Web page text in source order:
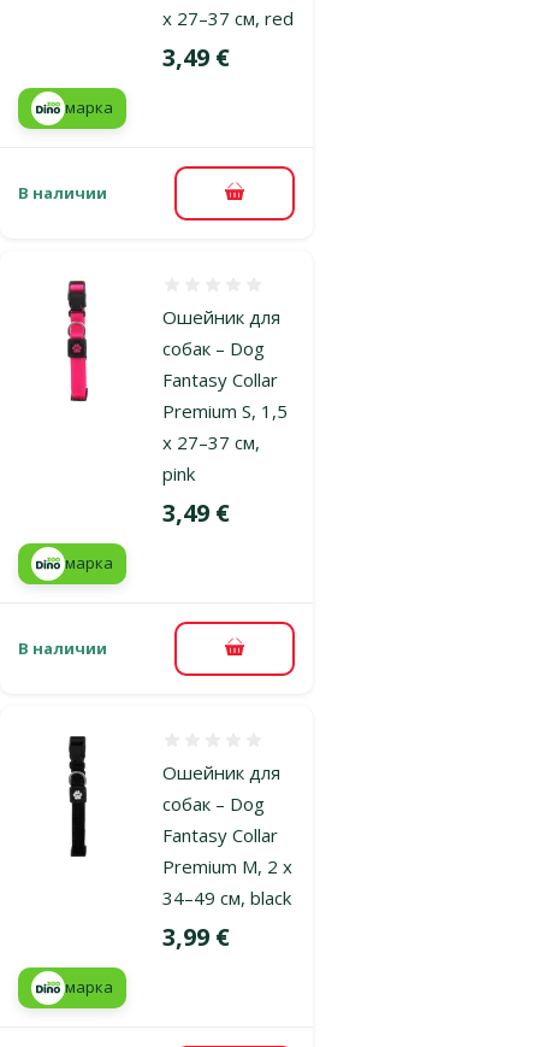
x 27–37 см, red
Цена
3,49 €
марка
В наличии В корзину
Ошейник для
собак – Dog
Fantasy Collar
Premium S, 1,5
x 27–37 см,
pink
Цена
3,49 €
марка
В наличии В корзину
Ошейник для
собак – Dog
Fantasy Collar
Premium M, 2 x
34–49 см, black
Цена
3,99 €
марка